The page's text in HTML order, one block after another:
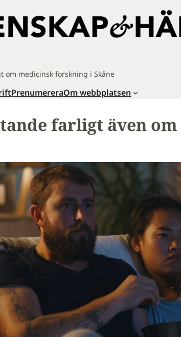
om medicinsk forskning i Skåne
PrenumereraOm webbplatsen
farligt även